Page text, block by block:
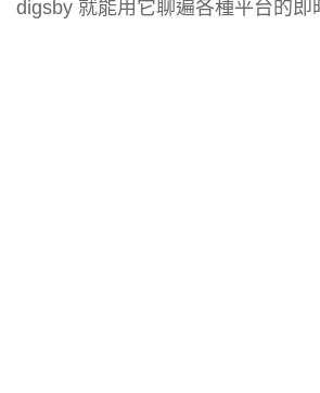
digsby 就能用它聊遍各種平台的即